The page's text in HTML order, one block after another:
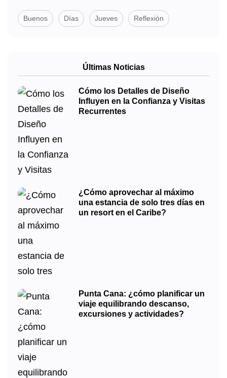
Buenos Días Jueves Reflexión
Últimas Noticias
Cómo los Detalles de Diseño
Influyen en la Confianza y Visitas
Recurrentes
¿Cómo aprovechar al máximo
una estancia de solo tres días en
un resort en el Caribe?
Punta Cana: ¿cómo planificar un
viaje equilibrando descanso,
excursiones y actividades?